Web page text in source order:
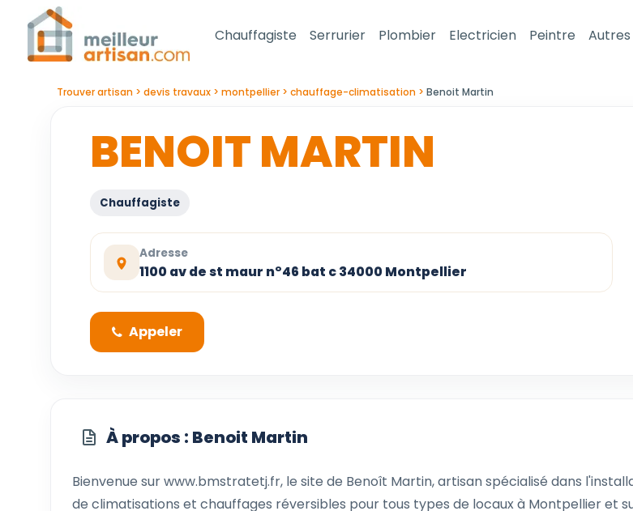
Chauffagiste Serrurier Plombier Electricien Peintre Autres
Trouver artisan devis travaux montpellier chauffage-climatisation Benoit Martin
BENOIT MARTIN
Chauffagiste
Adresse
1100 av de st maur n°46 bat c 34000 Montpellier
Appeler
À propos : Benoit Martin
Bienvenue sur www.bmstratetj.fr, le site de Benoît Martin, artisan spécialisé dans
de climatisations et chauffages réversibles pour tous types de locaux à Montpellier et